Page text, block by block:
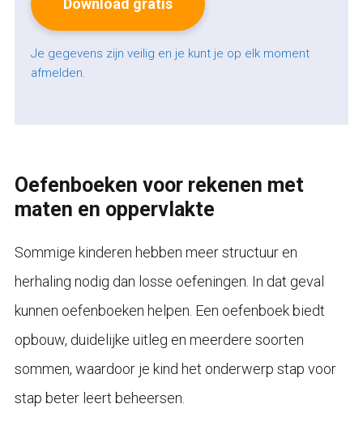
Je gegevens zijn veilig en je kunt je op elk moment
afmelden.
Oefenboeken voor rekenen met
maten en oppervlakte
Sommige kinderen hebben meer structuur en
herhaling nodig dan losse oefeningen. In dat geval
kunnen oefenboeken helpen. Een oefenboek biedt
opbouw, duidelijke uitleg en meerdere soorten
sommen, waardoor je kind het onderwerp stap voor
stap beter leert beheersen.